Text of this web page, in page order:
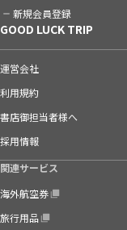
新規会員登録
GOOD LUCK TRIP
運営会社
利用規約
書店御担当者様へ
採用情報
関連サービス
海外航空券
旅行用品